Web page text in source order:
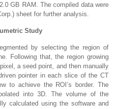
GB RAM. The compiled data were
sheet for further analysis.
Study
by selecting the region of
Following that, the region growing
a seed point, and then manually
pointer in each slice of the CT
to achieve the ROI’s border. The
into 3D. The volume of the
calculated using the software and